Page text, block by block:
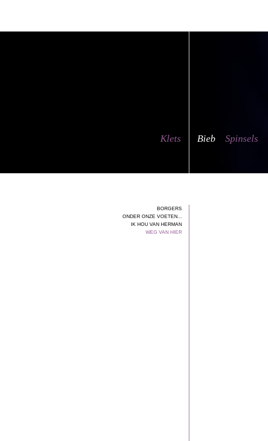
Bieb Spinsels
Klets
BORGERS
ONDER ONZE VOETEN...
IK HOU VAN HERMAN
WEG VAN HIER